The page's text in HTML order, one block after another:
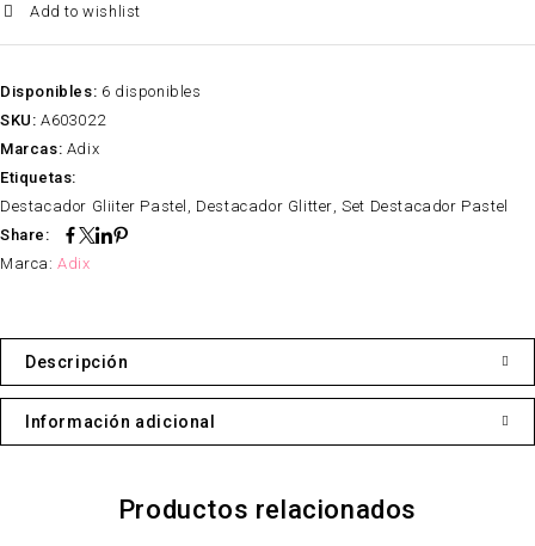
Add to wishlist
Disponibles: 6 disponibles
SKU: A603022
Marcas: Adix
Etiquetas:
Destacador Gliiter Pastel
Destacador Glitter ,Set Destacador Pastel
Share:
Marca:Adix
Descripción
Información adicional
Productos relacionados